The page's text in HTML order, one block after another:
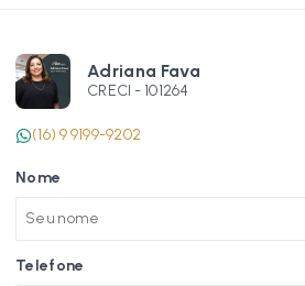
Adriana Fava
CRECI - 101264
(16) 9 9199-9202
Nome
Telefone